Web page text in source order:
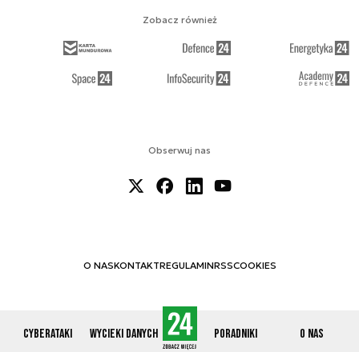
Cyberataki Wycieki danych Poradniki O nas
Obserwuj nas
O NASKONTAKTREGULAMINRSSCOOKIES
Zobacz również
© 2012-2026 CYBERDEFENCE24